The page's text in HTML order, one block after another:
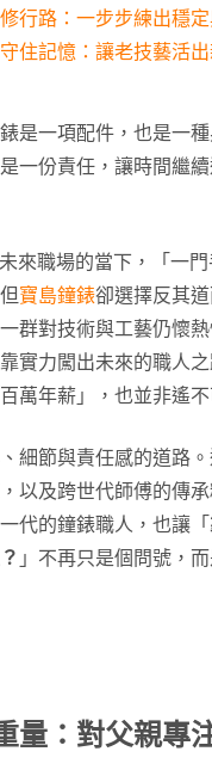
行路：一步步練出穩
住記憶：讓老技藝活
是一項配件，也是一
一份責任，讓時間繼
來職場的當下，「一
寶島鐘錶卻選擇反其
群對技術與工藝仍懷
實力闖出未來的職人
萬年薪」，也並非遙不
細節與責任感的道路
以及跨世代師傅的傳
代的鐘錶職人，也讓「
」不再只是個問號，
量：對父親專